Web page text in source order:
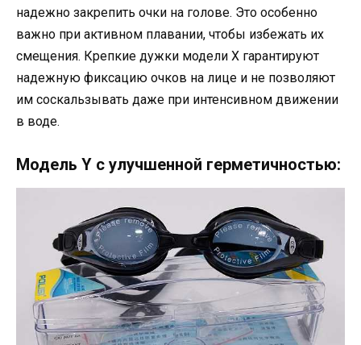
надежно закрепить очки на голове. Это особенно
важно при активном плавании, чтобы избежать их
смещения. Крепкие дужки модели X гарантируют
надежную фиксацию очков на лице и не позволяют
им соскальзывать даже при интенсивном движении
в воде.
Модель Y с улучшенной герметичностью: